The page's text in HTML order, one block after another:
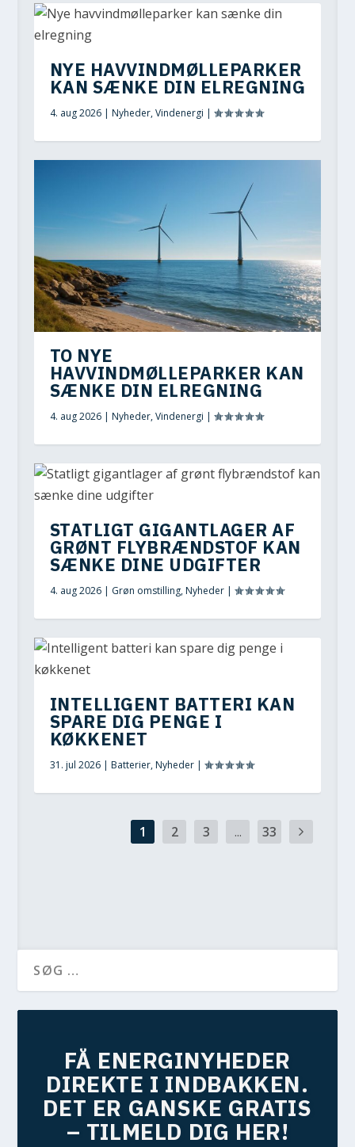
NYE HAVVINDMØLLEPARKER
KAN SÆNKE DIN ELREGNING
4. aug 2026| Nyheder,Vindenergi |
TO NYE
HAVVINDMØLLEPARKER KAN
SÆNKE DIN ELREGNING
4. aug 2026| Nyheder,Vindenergi |
STATLIGT GIGANTLAGER AF
GRØNT FLYBRÆNDSTOF KAN
SÆNKE DINE UDGIFTER
4. aug 2026| Grøn omstilling,Nyheder|
INTELLIGENT BATTERI KAN
SPARE DIG PENGE I
KØKKENET
31. jul 2026| Batterier,Nyheder|
1 2 3 ... 33
FÅ ENERGINYHEDER
DIREKTE I INDBAKKEN.
DET ER GANSKE GRATIS
– TILMELD DIG HER!